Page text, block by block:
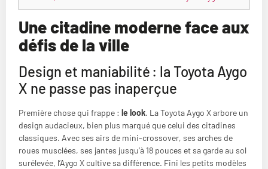
Une citadine moderne face aux
défis de la ville
Design et maniabilité : la Toyota Aygo
X ne passe pas inaperçue
Première chose qui frappe : le look. La Toyota Aygo X arbore un
design audacieux, bien plus marqué que celui des citadines
classiques. Avec ses airs de mini-crossover, ses arches de
roues musclées, ses jantes jusqu’à 18 pouces et sa garde au sol
surélevée, l’Aygo X cultive sa différence. Fini les petits modèles